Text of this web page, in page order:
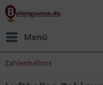
Menü
Zahlenballons